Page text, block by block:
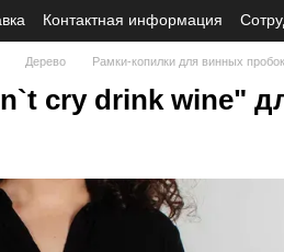
Контактная информация
Дерево Рамки-копилки для винных пробок
cry drink wine"